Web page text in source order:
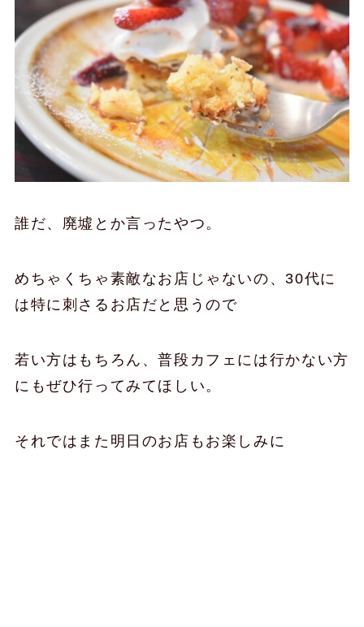
誰だ、廃墟とか言ったやつ。
めちゃくちゃ素敵なお店じゃないの、30代に
は特に刺さるお店だと思うので
若い方はもちろん、普段カフェには行かない方
にもぜひ行ってみてほしい。
それではまた明日のお店もお楽しみに